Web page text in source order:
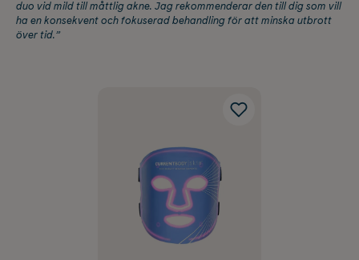
duo vid mild till måttlig akne. Jag rekommenderar den till dig som vill
ha en konsekvent och fokuserad behandling för att minska utbrott
över tid.”